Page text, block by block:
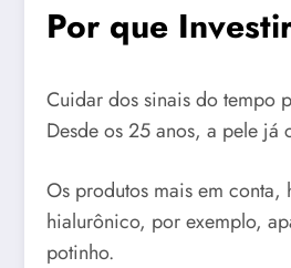
Por que
Cuidar dos sinais do tempo
Desde os 25 anos, a pele
Os produtos mais em conta,
hialurônico, por exemplo,
potinho.